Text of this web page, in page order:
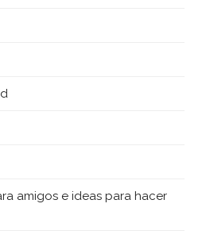
amigos e ideas para hacer